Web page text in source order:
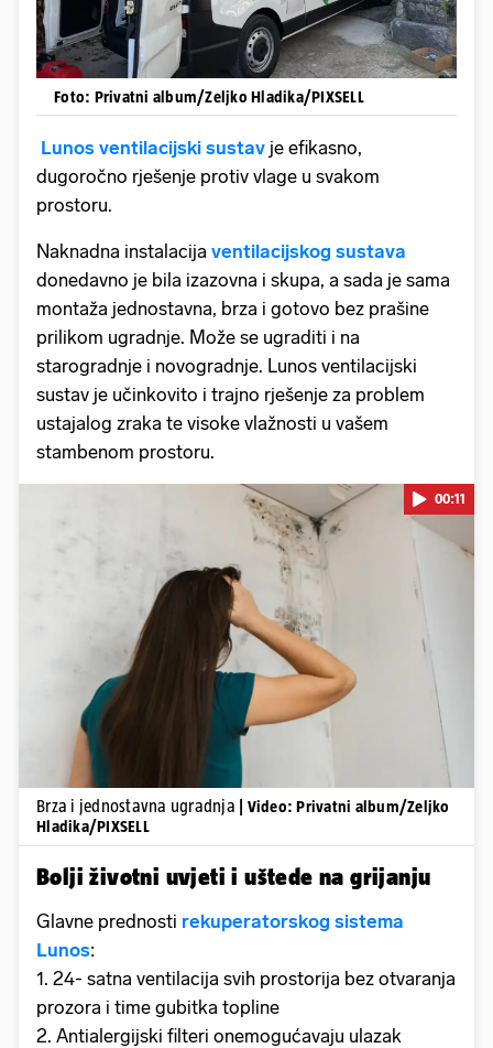
Foto: Privatni album/Zeljko Hladika/PIXSELL
Lunos ventilacijski sustav je efikasno,
dugoročno rješenje protiv vlage u svakom
prostoru.
Naknadna instalacija ventilacijskog sustava
donedavno je bila izazovna i skupa, a sada je sama
montaža jednostavna, brza i gotovo bez prašine
prilikom ugradnje. Može se ugraditi i na
starogradnje i novogradnje. Lunos ventilacijski
sustav je učinkovito i trajno rješenje za problem
ustajalog zraka te visoke vlažnosti u vašem
stambenom prostoru.
Pokretanje videa...
00:11
Brza i jednostavna ugradnja
| Video: Privatni album/Zeljko
Hladika/PIXSELL
Bolji životni uvjeti i uštede na grijanju
Glavne prednosti rekuperatorskog sistema
Lunos:
1. 24- satna ventilacija svih prostorija bez otvaranja
prozora i time gubitka topline
2. Antialergijski filteri onemogućavaju ulazak